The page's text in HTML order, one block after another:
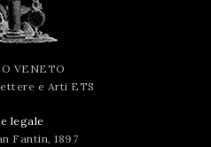
VENETO
e Arti ETS
legale
Fantin, 1897